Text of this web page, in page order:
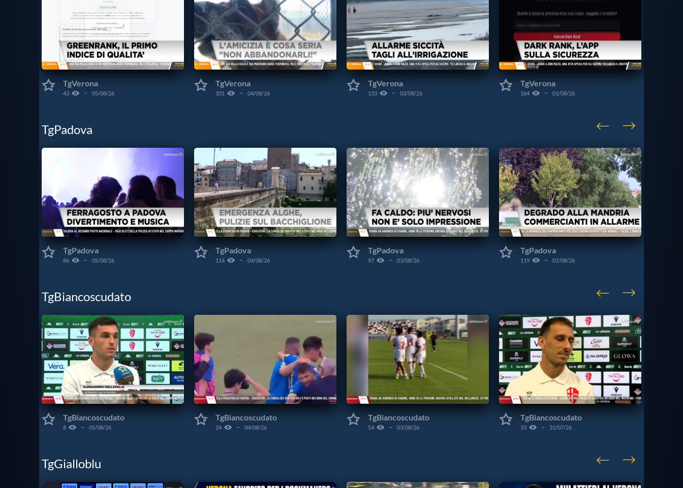
TgVerona
43 05/08/26
TgVerona
101 04/08/26
TgVerona
133 03/08/26
TgVerona
164 01/08/26
TgPadova
TgPadova
86 05/08/26
TgPadova
114 04/08/26
TgPadova
97 03/08/26
TgPadova
119 01/08/26
TgBiancoscudato
TgBiancoscudato
8 05/08/26
TgBiancoscudato
24 04/08/26
TgBiancoscudato
54 03/08/26
TgBiancoscudato
33 31/07/26
TgGialloblu